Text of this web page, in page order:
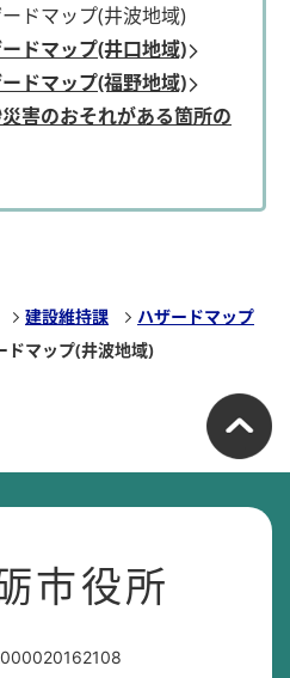
ドマップ(井波地域)
ドマップ(井口地域)
ドマップ(福野地域)
害のおそれがある箇所の
建設維持課
ハザードマップ
ドマップ(井波地域)
市役所